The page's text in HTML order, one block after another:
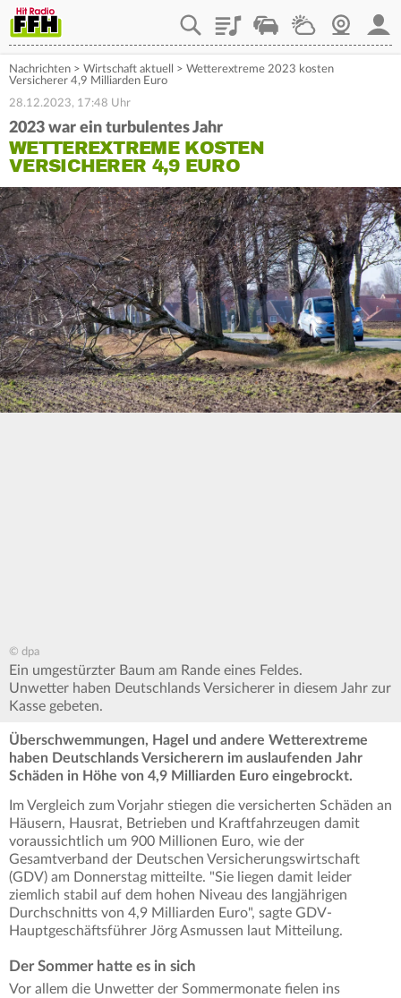
PlaylistStaupilotWetterWebcam
Nachrichten > Wirtschaft aktuell > Wetterextreme 2023 kosten
Versicherer 4,9 Milliarden Euro
28.12.2023, 17:48 Uhr
2023 war ein turbulentes Jahr
WETTEREXTREME KOSTEN
VERSICHERER 4,9 EURO
© dpa
Ein umgestürzter Baum am Rande eines Feldes.
Unwetter haben Deutschlands Versicherer in diesem Jahr zur
Kasse gebeten.
Überschwemmungen, Hagel und andere Wetterextreme
haben Deutschlands Versicherern im auslaufenden Jahr
Schäden in Höhe von 4,9 Milliarden Euro eingebrockt.
Im Vergleich zum Vorjahr stiegen die versicherten Schäden an
Häusern, Hausrat, Betrieben und Kraftfahrzeugen damit
voraussichtlich um 900 Millionen Euro, wie der
Gesamtverband der Deutschen Versicherungswirtschaft
(GDV) am Donnerstag mitteilte. "Sie liegen damit leider
ziemlich stabil auf dem hohen Niveau des langjährigen
Durchschnitts von 4,9 Milliarden Euro", sagte GDV-
Hauptgeschäftsführer Jörg Asmussen laut Mitteilung.
Der Sommer hatte es in sich
Vor allem die Unwetter der Sommermonate fielen ins